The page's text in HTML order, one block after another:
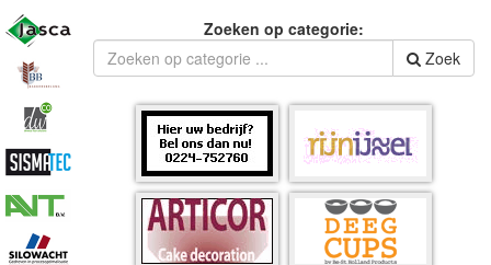
Zoeken op categorie:
Zoek